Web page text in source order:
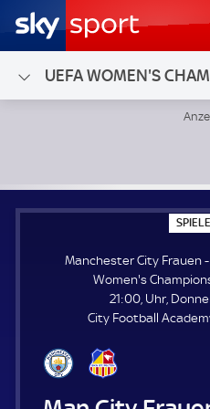
UEFA WOMEN'S
Manchester City Frauen
Women's
21:00, Uhr,
City Football